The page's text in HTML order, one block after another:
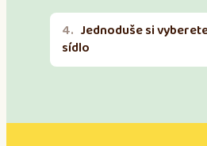
Jednoduše si
sídlo